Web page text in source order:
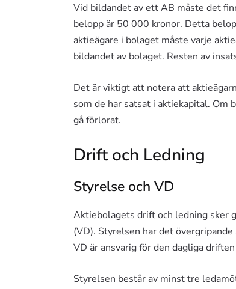
Vid bildandet av ett AB måste det
belopp är 50 000 kronor. Detta
aktieägare i bolaget måste varje
bildandet av bolaget. Resten av
Det är viktigt att notera att
som de har satsat i aktiekapital. Om
gå förlorat.
Drift och Ledning
Styrelse och VD
Aktiebolagets drift och ledning sker
(VD). Styrelsen har det
VD är ansvarig för den dagliga
Styrelsen består av minst tre